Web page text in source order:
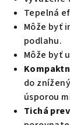
Tepelná
Môže byť
podlahu.
Môže byť
do
úsporou
Tichá